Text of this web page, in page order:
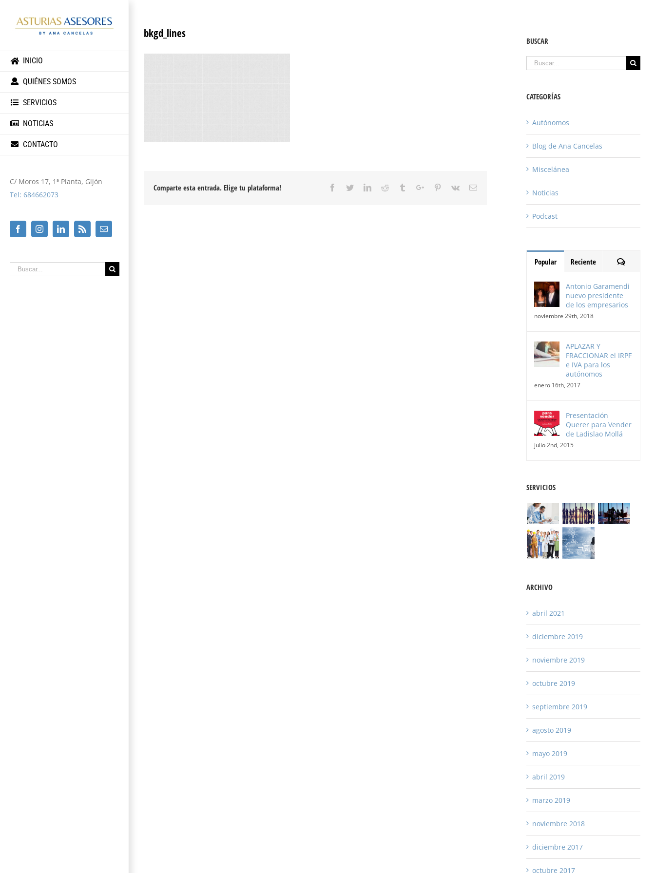
INICIO
QUIÉNES SOMOS
SERVICIOS
NOTICIAS
CONTACTO
C/ Moros 17, 1ª Planta, Gijón
Tel: 684662073
FacebookInstagramLinkedin Email
Buscar
bkgd_lines
Comparte esta entrada. Elige tu plataforma! Facebook
TwitterLinkedinReddit TumblrGoogle+Pinterest
Vk Email
BUSCAR
Buscar
CATEGORÍAS
Autónomos
Blog de Ana Cancelas
Miscelánea
Noticias
Podcast
Popular Reciente
Antonio Garamendi
nuevo presidente
de los empresarios
noviembre 29th, 2018
APLAZAR Y
FRACCIONAR el IRPF
e IVA para los
autónomos
enero 16th, 2017
Presentación
Querer para Vender
de Ladislao Mollá
julio 2nd, 2015
SERVICIOS
ARCHIVO
abril 2021
diciembre 2019
noviembre 2019
octubre 2019
septiembre 2019
agosto 2019
mayo 2019
abril 2019
marzo 2019
noviembre 2018
diciembre 2017
octubre 2017